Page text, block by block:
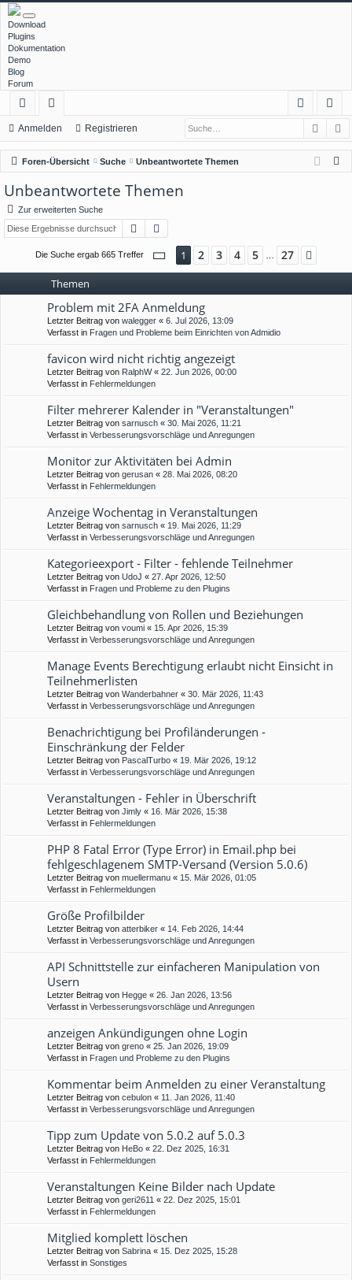
Download
Plugins
Dokumentation
Demo
Blog
Forum
ch
ne
llz
ug
rif
or
en
m
el
ist
rie
Anmelden Registrieren
Foren-Übersicht Suche Unbeantwortete Themen
Unbeantwortete Themen
Zur erweiterten Suche
Suche
Die Suche ergab 665 Treffer Seite 1 von 27
1 2 3 4 5 27
Themen
Problem mit 2FA Anmeldung
Letzter Beitrag von walegger « 6. Jul 2026, 13:09
Verfasst in Fragen und Probleme beim Einrichten von Admidio
favicon wird nicht richtig angezeigt
Letzter Beitrag von RalphW« 22. Jun 2026, 00:00
Verfasst in Fehlermeldungen
Filter mehrerer Kalender in "Veranstaltungen"
Letzter Beitrag von sarnusch « 30. Mai 2026, 11:21
Verfasst in Verbesserungsvorschläge und Anregungen
Monitor zur Aktivitäten bei Admin
Letzter Beitrag von gerusan « 28. Mai 2026, 08:20
Verfasst in Fehlermeldungen
Anzeige Wochentag in Veranstaltungen
Letzter Beitrag von sarnusch « 19. Mai 2026, 11:29
Verfasst in Verbesserungsvorschläge und Anregungen
Kategorieexport - Filter - fehlende Teilnehmer
Letzter Beitrag von UdoJ « 27. Apr 2026, 12:50
Verfasst in Fragen und Probleme zu den Plugins
Gleichbehandlung von Rollen und Beziehungen
Letzter Beitrag von voumi « 15. Apr 2026, 15:39
Verfasst in Verbesserungsvorschläge und Anregungen
Manage Events Berechtigung erlaubt nicht Einsicht in
Teilnehmerlisten
Letzter Beitrag von Wanderbahner « 30. Mär 2026, 11:43
Verfasst in Verbesserungsvorschläge und Anregungen
Benachrichtigung bei Profiländerungen -
Einschränkung der Felder
Letzter Beitrag von PascalTurbo « 19. Mär 2026, 19:12
Verfasst in Verbesserungsvorschläge und Anregungen
Veranstaltungen - Fehler in Überschrift
Letzter Beitrag von Jimly « 16. Mär 2026, 15:38
Verfasst in Fehlermeldungen
PHP 8 Fatal Error (Type Error) in Email.php bei
fehlgeschlagenem SMTP-Versand (Version 5.0.6)
Letzter Beitrag von muellermanu « 15. Mär 2026, 01:05
Verfasst in Fehlermeldungen
Größe Profilbilder
Letzter Beitrag von atterbiker « 14. Feb 2026, 14:44
Verfasst in Verbesserungsvorschläge und Anregungen
API Schnittstelle zur einfacheren Manipulation von
Usern
Letzter Beitrag von Hegge « 26. Jan 2026, 13:56
Verfasst in Verbesserungsvorschläge und Anregungen
anzeigen Ankündigungen ohne Login
Letzter Beitrag von greno « 25. Jan 2026, 19:09
Verfasst in Fragen und Probleme zu den Plugins
Kommentar beim Anmelden zu einer Veranstaltung
Letzter Beitrag von cebulon « 11. Jan 2026, 11:40
Verfasst in Verbesserungsvorschläge und Anregungen
Tipp zum Update von 5.0.2 auf 5.0.3
Letzter Beitrag von HeBo « 22. Dez 2025, 16:31
Verfasst in Fehlermeldungen
Veranstaltungen Keine Bilder nach Update
Letzter Beitrag von geri2611 « 22. Dez 2025, 15:01
Verfasst in Fehlermeldungen
Mitglied komplett löschen
Letzter Beitrag von Sabrina « 15. Dez 2025, 15:28
Verfasst in Sonstiges